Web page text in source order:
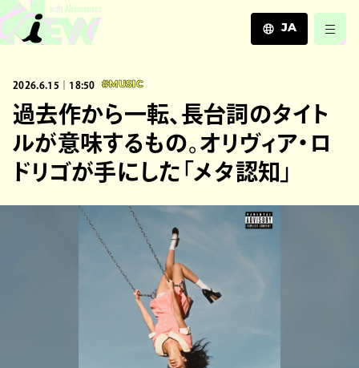
JA
ZH
2026.6.15｜18:50 #MUSIC
過去作から一転、長台詞のタイト
ルが意味するもの。オリヴィア・ロ
ドリゴが手にした「メタ認知」